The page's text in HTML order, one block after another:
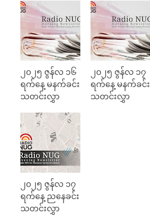
၂၀၂၅ ဇွန်လ ၁၆
ရက်နေ့ မနက်ခင်း
သတင်းလွှာ
၂၀၂၅ ဇွန်လ ၁၇
ရက်နေ့ မနက်ခင်း
သတင်းလွှာ
၂၀၂၅ ဇွန်လ ၁၇
ရက်နေ့ ညနေခင်း
သတင်းလွှာ